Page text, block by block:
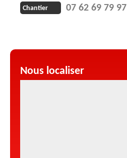
Chantier 07 62 69 79 97
Nous localiser